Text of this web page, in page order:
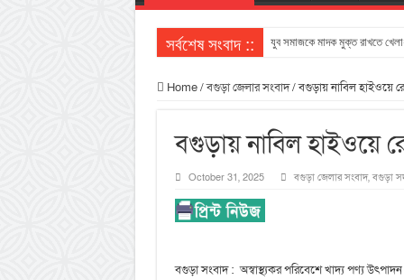
সর্বশেষ সংবাদ :: যুব সমাজকে মাদক মুক্ত রাখতে
Home/বগুড়া জেলার সংবাদ/বগুড়ায় নাবিল হাইওয়ে
বগুড়ায় নাবিল হাইওয়ে
October 31, 2025 বগুড়া জেলার সংবাদ,বগুড়া
বগুড়া সংবাদ : অস্বাস্থ্যকর পরিবেশে খাদ্য পণ্য